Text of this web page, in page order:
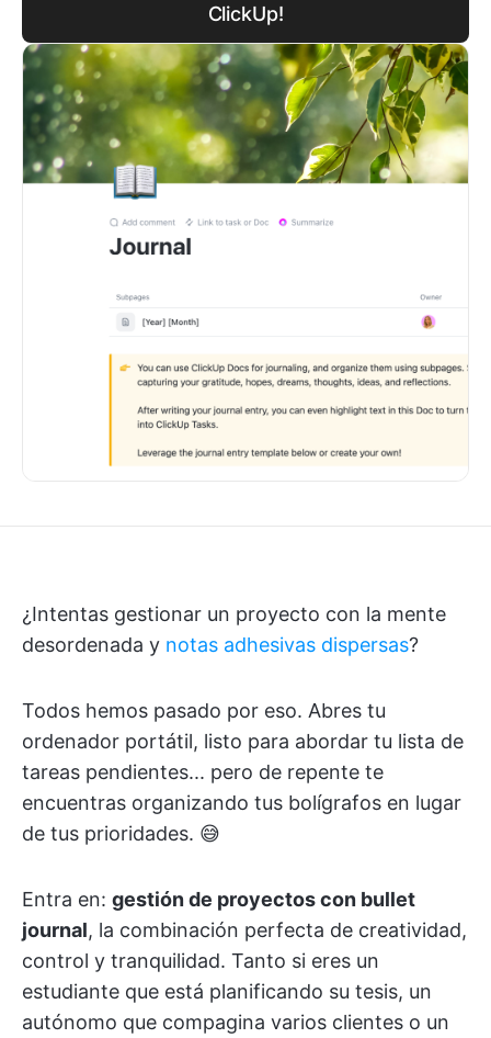
ClickUp!
¿Intentas gestionar un proyecto con la mente
desordenada y notas adhesivas dispersas?
Todos hemos pasado por eso. Abres tu
ordenador portátil, listo para abordar tu lista de
tareas pendientes... pero de repente te
encuentras organizando tus bolígrafos en lugar
de tus prioridades. 😅
Entra en: gestión de proyectos con bullet
journal, la combinación perfecta de creatividad,
control y tranquilidad. Tanto si eres un
estudiante que está planificando su tesis, un
autónomo que compagina varios clientes o un